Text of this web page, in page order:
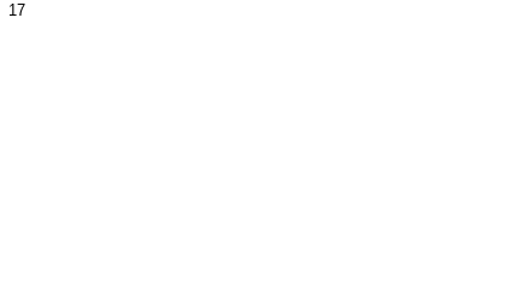
17